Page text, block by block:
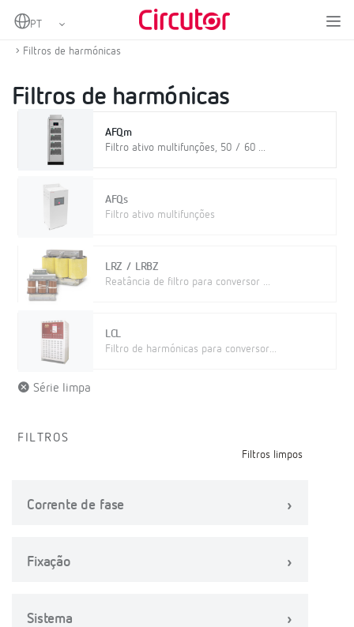
Home
Filtros de harmónicas
Filtros de harmónicas
AFQm
Filtro ativo multifunções, 50 / 60 ...
AFQs
Filtro ativo multifunções
LRZ / LRBZ
Reatância de filtro para conversor ...
LCL
Filtro de harmónicas para conversor...
Série limpa
FILTROS
Filtros limpos
Corrente de fase
Fixação
Sistema